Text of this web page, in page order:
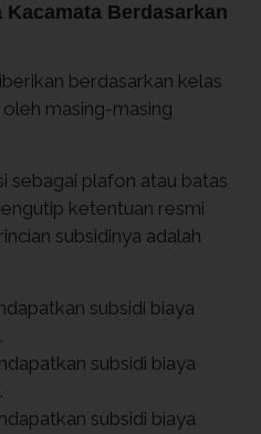
Berdasarkan
berdasarkan kelas
masing-masing
sebagai plafon atau batas
ketentuan resmi
subsidinya adalah
subsidi biaya
subsidi biaya
subsidi biaya